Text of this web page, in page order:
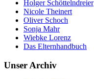
Holger Schöttelndreier
Nicole Theinert
Oliver Schoch
Sonja Mahr
Wiebke Lorenz
Das Elternhandbuch
Unser Archiv